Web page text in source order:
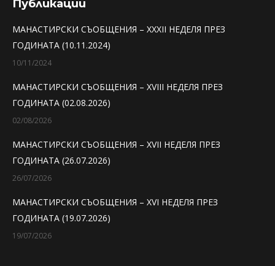
new
window
new
window
new
window
Публикации
МАНАСТИРСКИ СЪОБЩЕНИЯ – XXXII НЕДЕЛЯ ПРЕЗ
ГОДИНАТА (10.11.2024)
10/11/2024
МАНАСТИРСКИ СЪОБЩЕНИЯ – XVIII НЕДЕЛЯ ПРЕЗ
ГОДИНАТА (02.08.2026)
02/08/2026
МАНАСТИРСКИ СЪОБЩЕНИЯ – XVII НЕДЕЛЯ ПРЕЗ
ГОДИНАТА (26.07.2026)
26/07/2026
МАНАСТИРСКИ СЪОБЩЕНИЯ – XVI НЕДЕЛЯ ПРЕЗ
ГОДИНАТА (19.07.2026)
19/07/2026